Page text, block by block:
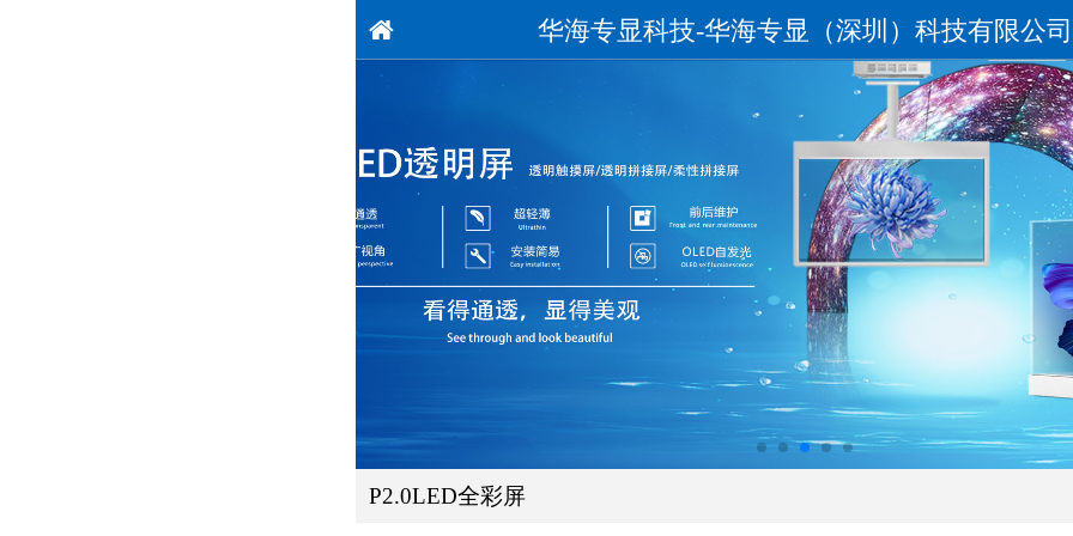
华海专显科技-华海专显（深圳）科技有限公司
P2.0LED全彩屏